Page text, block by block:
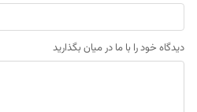
دیدگاه خود را با ما در میان بگذارید